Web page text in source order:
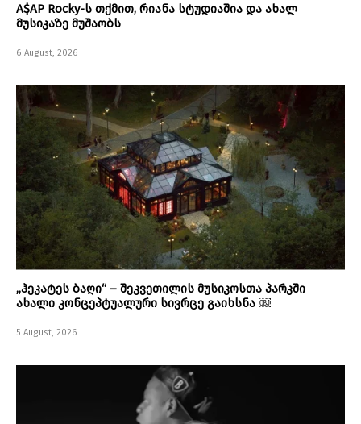
A$AP Rocky-ს თქმით, რიანა სტუდიაშია და ახალ
მუსიკაზე მუშაობს
6 August, 2026
„ჰეკატეს ბაღი“ – შეკვეთილის მუსიკოსთა პარკში
ახალი კონცეპტუალური სივრცე გაიხსნა ￼
5 August, 2026